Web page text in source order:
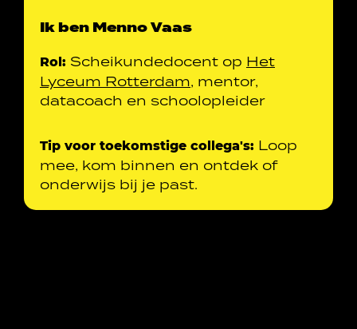
Ik ben Menno Vaas
Rol: Scheikundedocent op Het
Lyceum Rotterdam, mentor,
datacoach en schoolopleider
Tip voor toekomstige collega's: Loop
mee, kom binnen en ontdek of
onderwijs bij je past.